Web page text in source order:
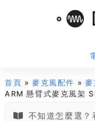
首頁 »麥克風配件 » 麥
ARM 懸臂式麥克風架
不知道怎麼選？